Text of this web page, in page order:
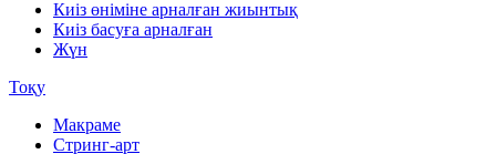
Киіз өніміне арналған жиынтық
Киіз басуға арналған
Жүн
Тоқу
Макраме
Стринг-арт